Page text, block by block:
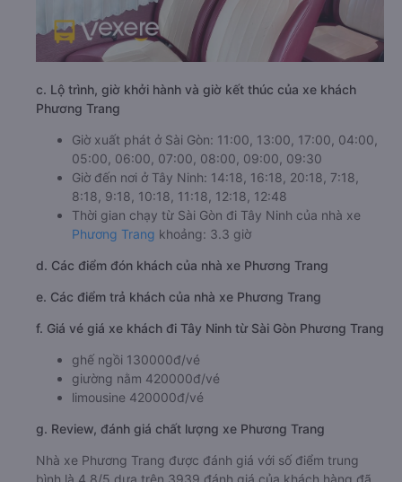
c. Lộ trình, giờ khởi hành và giờ kết thúc của xe khách
Phương Trang
Giờ xuất phát ở Sài Gòn: 11:00, 13:00, 17:00, 04:00,
05:00, 06:00, 07:00, 08:00, 09:00, 09:30
Giờ đến nơi ở Tây Ninh: 14:18, 16:18, 20:18, 7:18,
8:18, 9:18, 10:18, 11:18, 12:18, 12:48
Thời gian chạy từ Sài Gòn đi Tây Ninh của nhà xe
Phương Trang khoảng: 3.3 giờ
d. Các điểm đón khách của nhà xe Phương Trang
e. Các điểm trả khách của nhà xe Phương Trang
f. Giá vé giá xe khách đi Tây Ninh từ Sài Gòn Phương Trang
ghế ngồi 130000đ/vé
giường nằm 420000đ/vé
limousine 420000đ/vé
g. Review, đánh giá chất lượng xe Phương Trang
Nhà xe Phương Trang được đánh giá với số điểm trung
bình là 4.8/5 dựa trên 3939 đánh giá của khách hàng đã